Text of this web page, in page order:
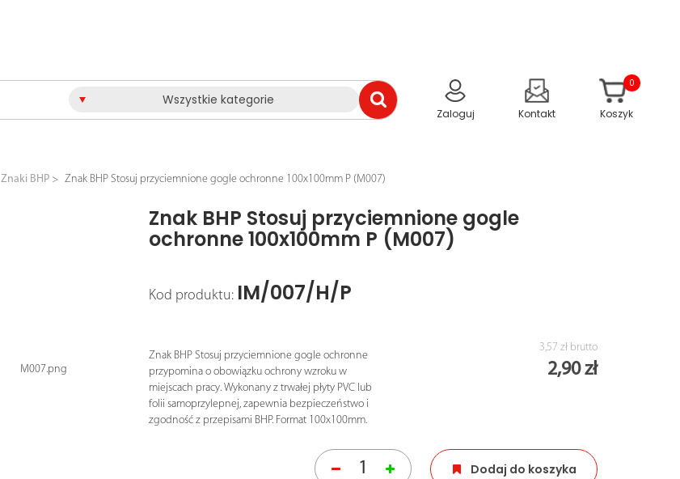
Wszystkie kategorie
Zaloguj Kontakt Koszyk
0
Znaki BHP Znak BHP Stosuj przyciemnione gogle ochronne 100x100mm P (M007)
M007.png
Znak BHP Stosuj przyciemnione gogle
ochronne 100x100mm P (M007)
Kod produktu: IM/007/H/P
Znak BHP Stosuj przyciemnione gogle ochronne
przypomina o obowiązku ochrony wzroku w
miejscach pracy. Wykonany z trwałej płyty PVC lub
folii samoprzylepnej, zapewnia bezpieczeństwo i
zgodność z przepisami BHP. Format 100x100mm.
3,57 zł brutto
2,90 zł
Dodaj do koszyka